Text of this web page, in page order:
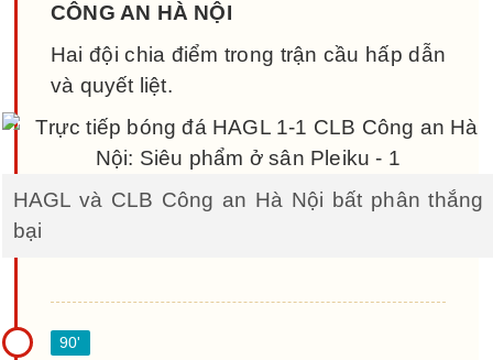
CÔNG AN HÀ NỘI
Hai đội chia điểm trong trận cầu hấp dẫn
và quyết liệt.
HAGL và CLB Công an Hà Nội bất phân thắng
bại